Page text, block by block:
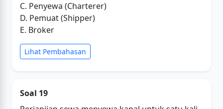
C. Penyewa (Charterer)
D. Pemuat (Shipper)
E. Broker
Lihat Pembahasan
Soal 19